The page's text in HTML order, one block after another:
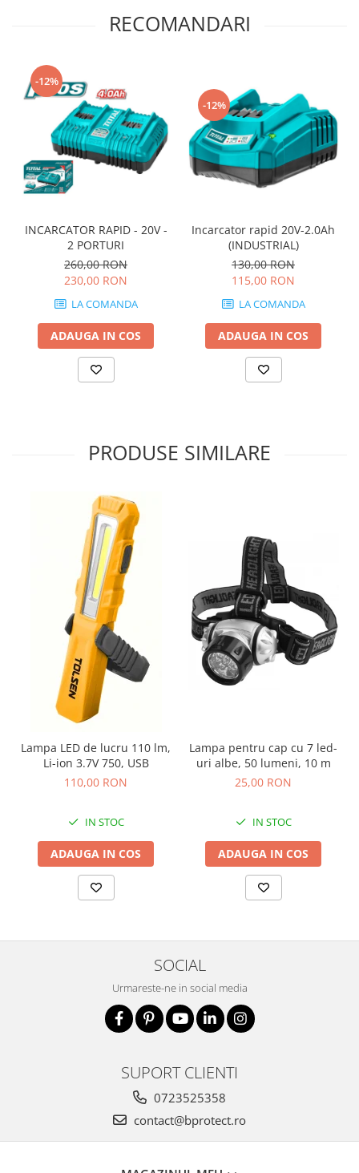
RECOMANDARI
-12%
INCARCATOR RAPID - 20V -
2 PORTURI
260,00 RON
230,00 RON
LA COMANDA
ADAUGA IN COS
-12%
Incarcator rapid 20V-2.0Ah
(INDUSTRIAL)
130,00 RON
115,00 RON
LA COMANDA
ADAUGA IN COS
PRODUSE SIMILARE
Lampa LED de lucru 110 lm,
Li-ion 3.7V 750, USB
110,00 RON
IN STOC
ADAUGA IN COS
Lampa pentru cap cu 7 led-
uri albe, 50 lumeni, 10 m
25,00 RON
IN STOC
ADAUGA IN COS
SOCIAL
Urmareste-ne in social media
SUPORT CLIENTI
0723525358
contact@bprotect.ro